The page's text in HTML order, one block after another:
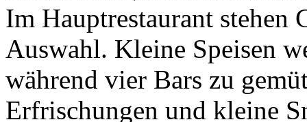
Im Hauptrestaurant stehen
Auswahl. Kleine Speisen
während vier Bars zu
Erfrischungen und kleine